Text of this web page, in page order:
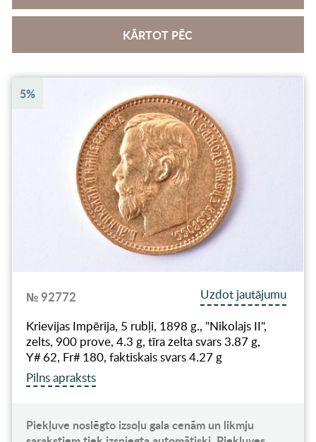
KĀRTOT PĒC
5%
№ 92772
Uzdot jautājumu
Krievijas Impērija, 5 rubļi, 1898 g., "Nikolajs II",
zelts, 900 prove, 4.3 g, tīra zelta svars 3.87 g,
Y# 62, Fr# 180, faktiskais svars 4.27 g
Pilns apraksts
Piekļuve noslēgto izsoļu gala cenām un likmju